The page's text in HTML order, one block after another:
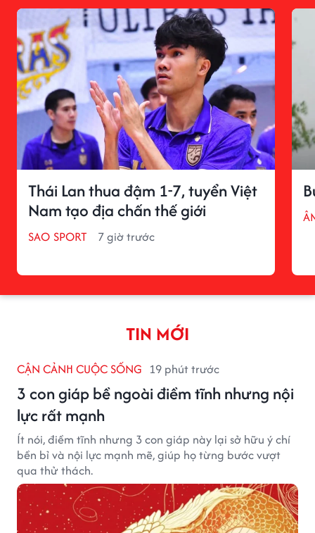
Thái Lan thua đậm 1-7, tuyển Việt
Nam tạo địa chấn thế giới
SAO SPORT 7 giờ trước
TIN MỚI
CẬN CẢNH CUỘC SỐNG 19 phút trước
3 con giáp bề ngoài điềm tĩnh nhưng nội
lực rất mạnh
Ít nói, điềm tĩnh nhưng 3 con giáp này lại sở hữu ý chí
bền bỉ và nội lực mạnh mẽ, giúp họ từng bước vượt
qua thử thách.